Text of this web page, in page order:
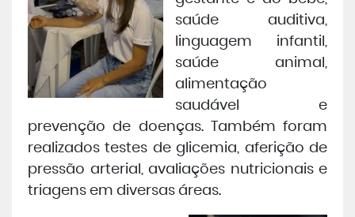
saúde auditiva,
linguagem infantil,
saúde animal,
alimentação
saudável e
prevenção de doenças. Também foram
realizados testes de glicemia, aferição de
pressão arterial, avaliações nutricionais e
triagens em diversas áreas.